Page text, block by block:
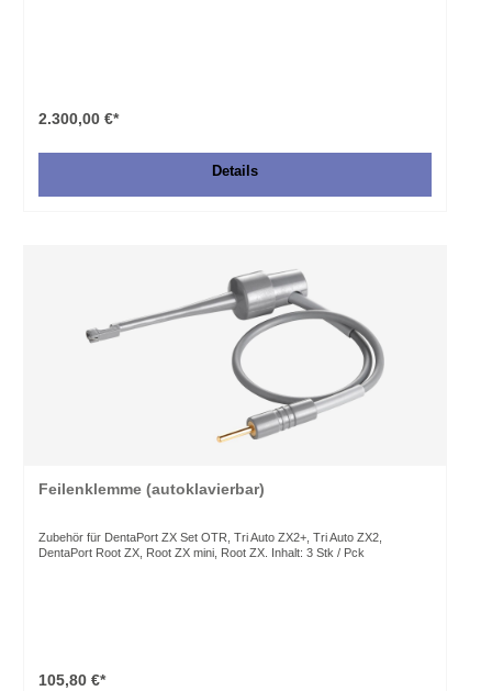
2.300,00 €*
Details
Feilenklemme (autoklavierbar)
Zubehör für DentaPort ZX Set OTR, Tri Auto ZX2+, Tri Auto ZX2,
DentaPort Root ZX, Root ZX mini, Root ZX. Inhalt: 3 Stk / Pck
105,80 €*